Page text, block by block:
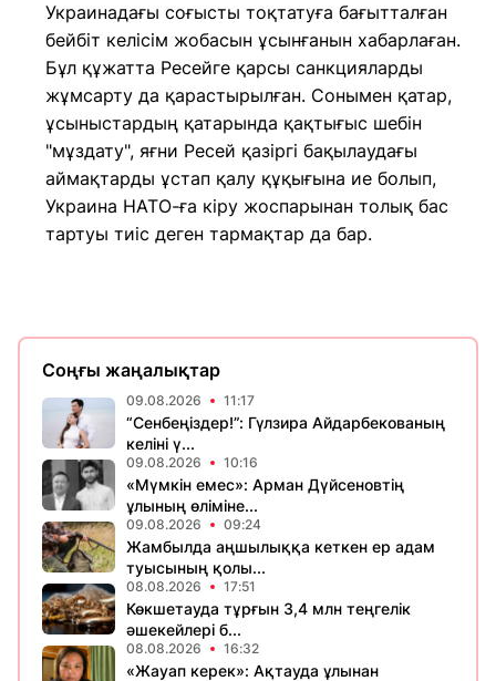
Украинадағы соғысты тоқтатуға бағытталған
бейбіт келісім жобасын ұсынғанын хабарлаған.
Бұл құжатта Ресейге қарсы санкцияларды
жұмсарту да қарастырылған. Сонымен қатар,
ұсыныстардың қатарында қақтығыс шебін
"мұздату", яғни Ресей қазіргі бақылаудағы
аймақтарды ұстап қалу құқығына ие болып,
Украина НАТО-ға кіру жоспарынан толық бас
тартуы тиіс деген тармақтар да бар.
Соңғы жаңалықтар
09.08.2026 11:17
“Сенбеңіздер!”: Гүлзира Айдарбекованың
келіні ү...
09.08.2026 10:16
«Мүмкін емес»: Арман Дүйсеновтің
ұлының өліміне...
09.08.2026 09:24
Жамбылда аңшылыққа кеткен ер адам
туысының қолы...
08.08.2026 17:51
Көкшетауда тұрғын 3,4 млн теңгелік
әшекейлері б...
08.08.2026 16:32
«Жауап керек»: Ақтауда ұлынан